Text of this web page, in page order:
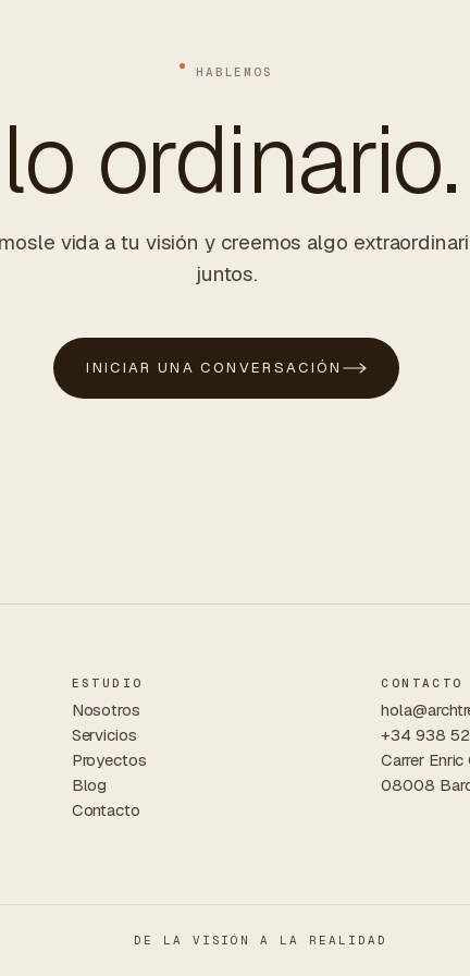
HABLEMOS
ordinario.
vida a tu visión y creemos algo
juntos.
INICIAR UNA CONVERSACIÓN
ESTUDIO
Nosotros
Servicios
Proyectos
Blog
Contacto
CONTACTO
+34 938
Carrer
08008
DE LA VISIÓN A LA REALIDAD